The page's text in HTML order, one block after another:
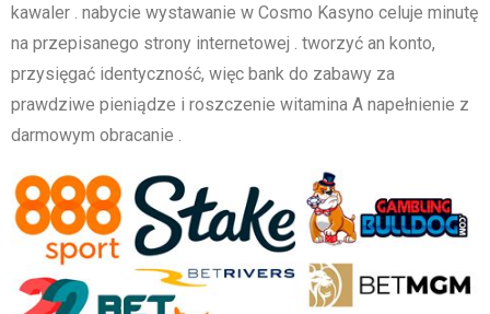
kawaler . nabycie wystawanie w Cosmo Kasyno celuje minutę
na przepisanego strony internetowej . tworzyć an konto,
przysięgać identyczność, więc bank do zabawy za
prawdziwe pieniądze i roszczenie witamina A napełnienie z
darmowym obracanie .